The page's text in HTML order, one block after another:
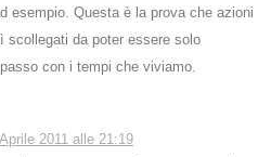
esempio. Questa è la prova che azioni
scollegati da poter essere solo
con i tempi che viviamo.
2011 alle 21:19